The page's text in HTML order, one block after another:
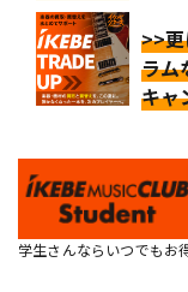
>>
ラム
キャ
学生さんならいつでもお